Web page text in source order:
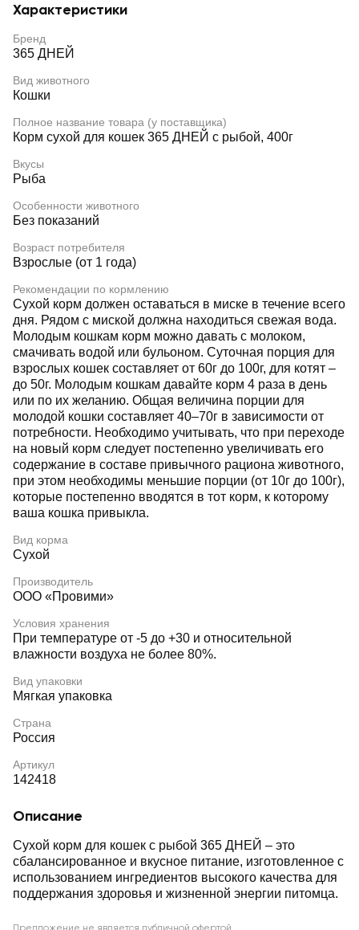
Характеристики
Бренд
365 ДНЕЙ
Вид животного
Кошки
Полное название товара (у поставщика)
Корм сухой для кошек 365 ДНЕЙ с рыбой, 400г
Вкусы
Рыба
Особенности животного
Без показаний
Возраст потребителя
Взрослые (от 1 года)
Рекомендации по кормлению
Сухой корм должен оставаться в миске в течение всего
дня. Рядом с миской должна находиться свежая вода.
Молодым кошкам корм можно давать с молоком,
смачивать водой или бульоном. Суточная порция для
взрослых кошек составляет от 60г до 100г, для котят –
до 50г. Молодым кошкам давайте корм 4 раза в день
или по их желанию. Общая величина порции для
молодой кошки составляет 40–70г в зависимости от
потребности. Необходимо учитывать, что при переходе
на новый корм следует постепенно увеличивать его
содержание в составе привычного рациона животного,
при этом необходимы меньшие порции (от 10г до 100г),
которые постепенно вводятся в тот корм, к которому
ваша кошка привыкла.
Вид корма
Сухой
Производитель
ООО «Провими»
Условия хранения
При температуре от -5 до +30 и относительной
влажности воздуха не более 80%.
Вид упаковки
Мягкая упаковка
Страна
Россия
Артикул
142418
Описание
Сухой корм для кошек с рыбой 365 ДНЕЙ – это
сбалансированное и вкусное питание, изготовленное с
использованием ингредиентов высокого качества для
поддержания здоровья и жизненной энергии питомца.
Предложение не является публичной офертой